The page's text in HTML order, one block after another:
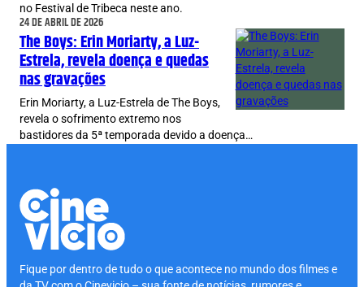
no Festival de Tribeca neste ano.
24 DE ABRIL DE 2026
The Boys: Erin Moriarty, a Luz-
Estrela, revela doença e quedas
nas gravações
Erin Moriarty, a Luz-Estrela de The Boys,
revela o sofrimento extremo nos
bastidores da 5ª temporada devido a doença…
Fique por dentro de tudo o que acontece no mundo dos filmes e